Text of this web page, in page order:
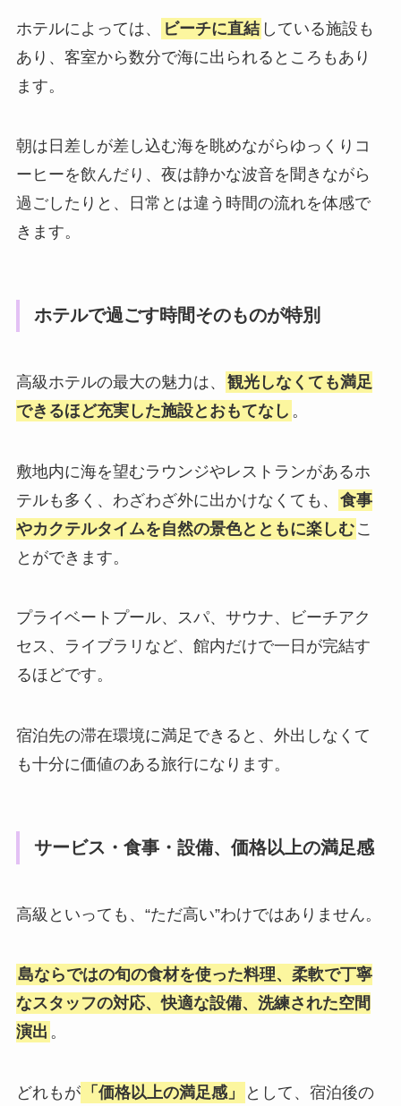
ホテルによっては、 ビーチに直結 している施設も
あり、客室から数分で海に出られるところもあり
ます。
朝は日差しが差し込む海を眺めながらゆっくりコ
ーヒーを飲んだり、夜は静かな波音を聞きながら
過ごしたりと、日常とは違う時間の流れを体感で
きます。
ホテルで過ごす時間そのものが特別
高級ホテルの最大の魅力は、
観光しなくても満足
できるほど充実した施設とおもてなし 。
敷地内に海を望むラウンジやレストランがあるホ
テルも多く、わざわざ外に出かけなくても、
食事
やカクテルタイムを自然の景色とともに楽しむ こ
とができます。
プライベートプール、スパ、サウナ、ビーチアク
セス、ライブラリなど、館内だけで一日が完結す
るほどです。
宿泊先の滞在環境に満足できると、外出しなくて
も十分に価値のある旅行になります。
サービス・食事・設備、価格以上の満足感
高級といっても、“ただ高い”わけではありません。
島ならではの旬の食材を使った料理、柔軟で丁寧
なスタッフの対応、快適な設備、洗練された空間
演出 。
どれもが 「価格以上の満足感」 として、宿泊後の